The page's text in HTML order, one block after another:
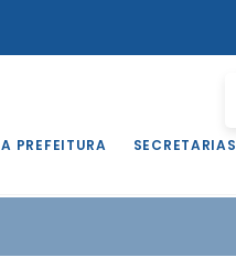
A PREFEITURA SECRETARIAS